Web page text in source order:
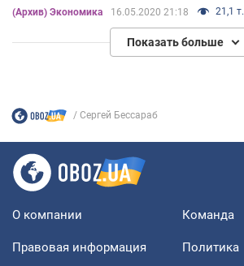
(Архив) Экономика 16.05.2020 21:18 21,1 т.
Показать больше
Сергей Бессараб
О компании Команда
Правовая информация
Политика